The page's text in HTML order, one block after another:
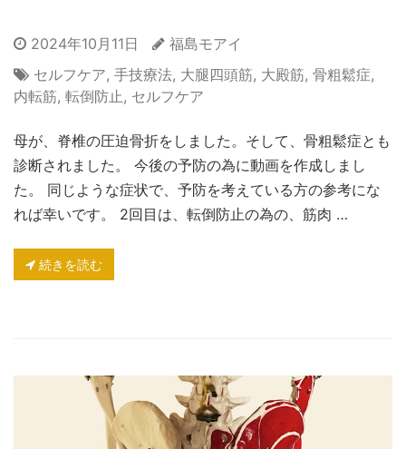
2024年10月11日
福島モアイ
セルフケア, 手技療法, 大腿四頭筋, 大殿筋, 骨粗鬆症,
内転筋, 転倒防止, セルフケア
母が、脊椎の圧迫骨折をしました。そして、骨粗鬆症とも
診断されました。 今後の予防の為に動画を作成しまし
た。 同じような症状で、予防を考えている方の参考にな
れば幸いです。 2回目は、転倒防止の為の、筋肉 …
続きを読む